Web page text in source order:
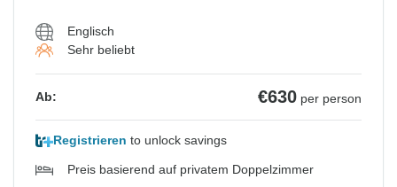
Englisch
Sehr beliebt
Ab: €630 per person
Registrieren to unlock savings
Preis basierend auf privatem Doppelzimmer